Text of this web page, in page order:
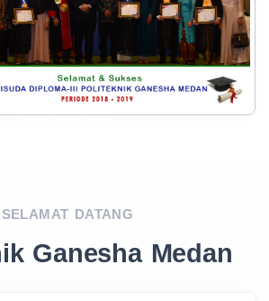
SELAMAT DATANG
Ganesha Medan